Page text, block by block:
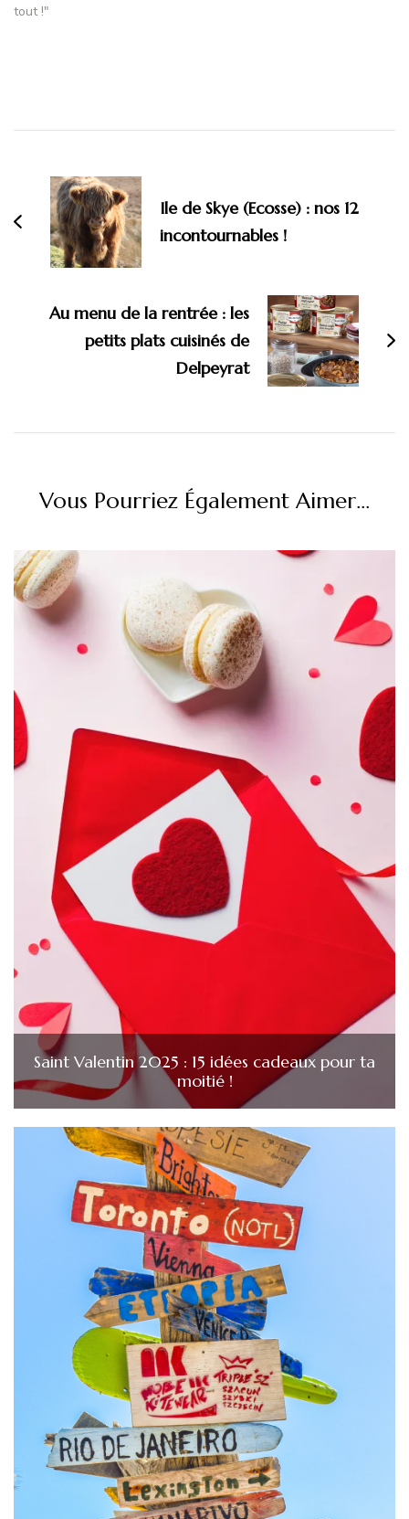
tout !"
d'article
Ile de Skye (Ecosse) : nos 12
incontournables !
Au menu de la rentrée : les
petits plats cuisinés de
Delpeyrat
Vous Pourriez Également Aimer...
Saint Valentin 2025 : 15 idées cadeaux pour ta
moitié !